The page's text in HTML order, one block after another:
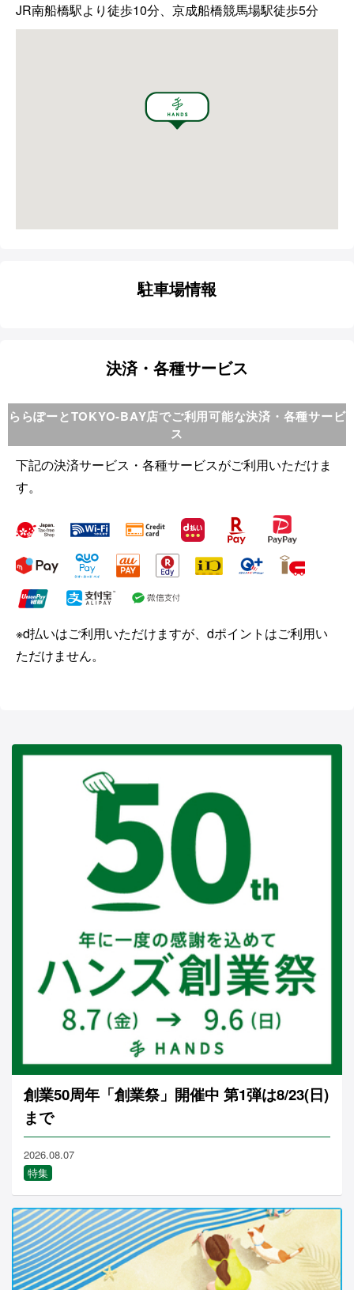
JR南船橋駅より徒歩10分、京成船橋競馬場駅徒歩5分
駐車場情報
決済・各種サービス
ららぽーとTOKYO-BAY店でご利用可能な決済・各種サービ
ス
下記の決済サービス・各種サービスがご利用いただけま
す。
※d払いはご利用いただけますが、dポイントはご利用い
ただけません。
創業50周年「創業祭」開催中 第1弾は8/23(日)
まで
2026.08.07
特集